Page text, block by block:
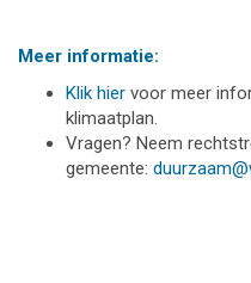
Meer informatie:
Klik hier voor meer
klimaatplan.
Vragen? Neem
gemeente: